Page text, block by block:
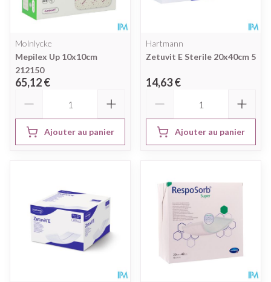
Molnlycke
Mepilex Up 10x10cm
212150
65,12 €
Ajouter au panier
Hartmann
Zetuvit E Sterile 20x40cm 5
14,63 €
Ajouter au panier